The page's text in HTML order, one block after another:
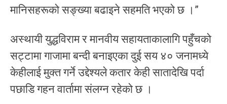
मानिसहरूको सङ्ख्या बढाइने सहमति भएको छ ।”
अस्थायी युद्धविराम र मानवीय सहायताकालागि पहुँचको
सट्टामा गाजामा बन्दी बनाइएका दुई सय ४० जनामध्ये
केहीलाई मुक्त गर्ने उद्देश्यले कतार केही सातादेखि पर्दा
पछाडि गहन वार्तामा संलग्न रहेको छ ।